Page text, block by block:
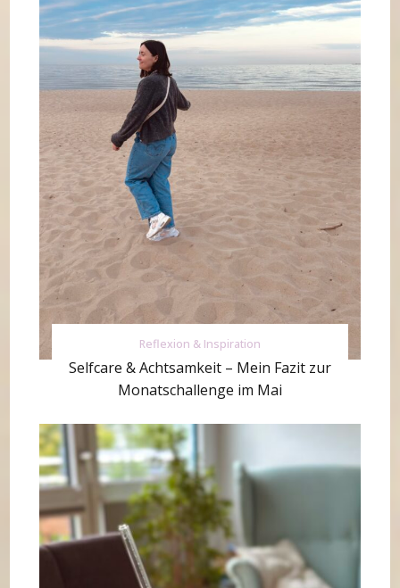
Reflexion & Inspiration
Selfcare & Achtsamkeit – Mein Fazit zur
Monatschallenge im Mai